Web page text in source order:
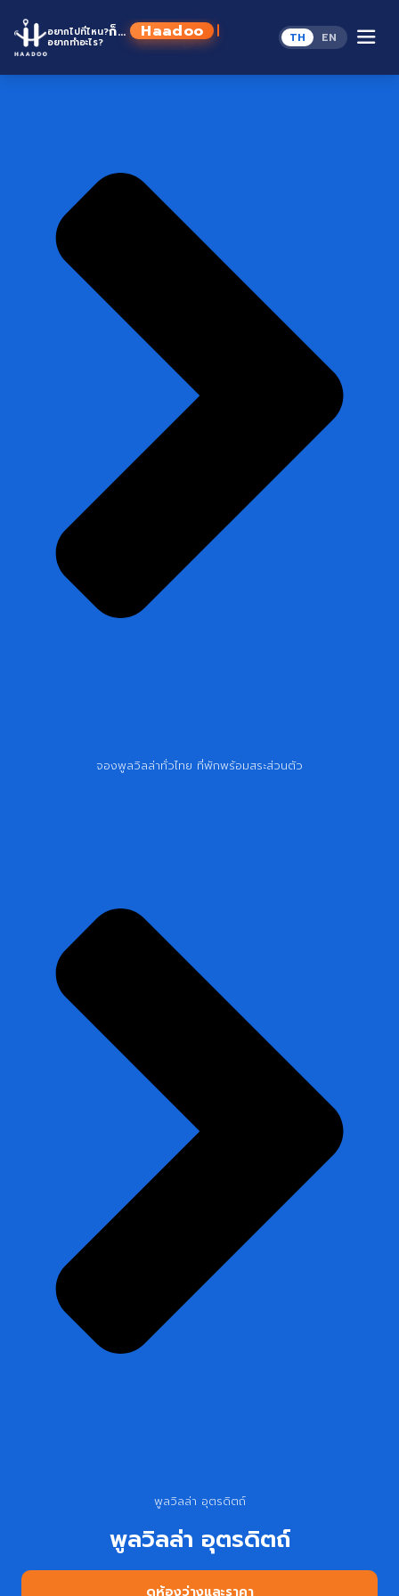
content
อยากไปที่ไหน?
อยากทำอะไร?
ก็... Haadoo
อ่านว่า หาดู
TH EN
Home
จองพูลวิลล่าทั่วไทย ที่พักพร้อมสระส่วนตัว
พูลวิลล่า อุตรดิตถ์
พูลวิลล่า อุตรดิตถ์
ดูห้องว่างและราคา